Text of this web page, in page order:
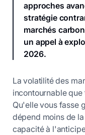
approches
stratégie
marchés
un appel à
2026.
La volatilité des
incontournable
Qu'elle vous fasse
dépend moins de
capacité à